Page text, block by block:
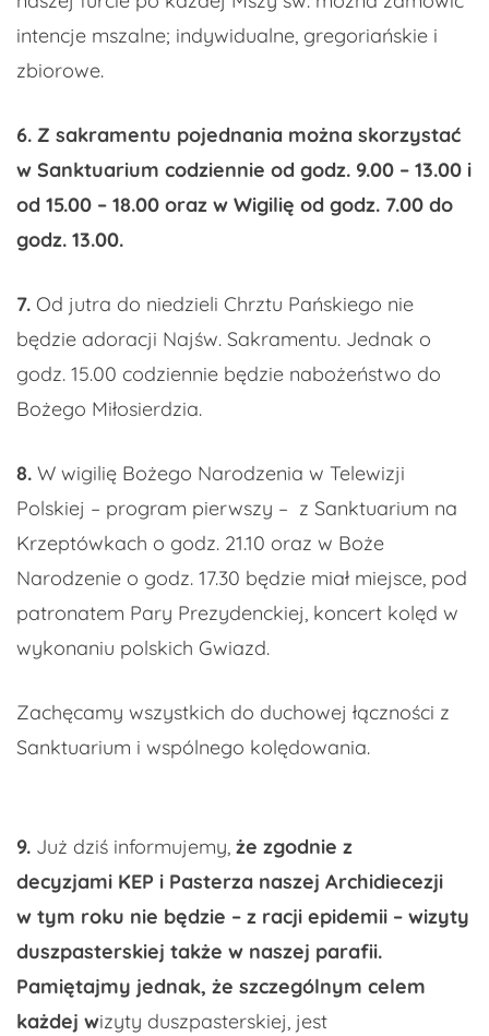
intencje mszalne; indywidualne, gregoriańskie i
zbiorowe.
6. Z sakramentu pojednania można skorzystać
w Sanktuarium codziennie od godz. 9.00 – 13.00 i
od 15.00 – 18.00 oraz w Wigilię od godz. 7.00 do
godz. 13.00.
7. Od jutra do niedzieli Chrztu Pańskiego nie
będzie adoracji Najśw. Sakramentu. Jednak o
godz. 15.00 codziennie będzie nabożeństwo do
Bożego Miłosierdzia.
8. W wigilię Bożego Narodzenia w Telewizji
Polskiej – program pierwszy – z Sanktuarium na
Krzeptówkach o godz. 21.10 oraz w Boże
Narodzenie o godz. 17.30 będzie miał miejsce, pod
patronatem Pary Prezydenckiej, koncert kolęd w
wykonaniu polskich Gwiazd.
Zachęcamy wszystkich do duchowej łączności z
Sanktuarium i wspólnego kolędowania.
9. Już dziś informujemy, że zgodnie z
decyzjami KEP i Pasterza naszej Archidiecezji
w tym roku nie będzie – z racji epidemii – wizyty
duszpasterskiej także w naszej parafii.
Pamiętajmy jednak, że szczególnym celem
każdej wizyty duszpasterskiej, jest